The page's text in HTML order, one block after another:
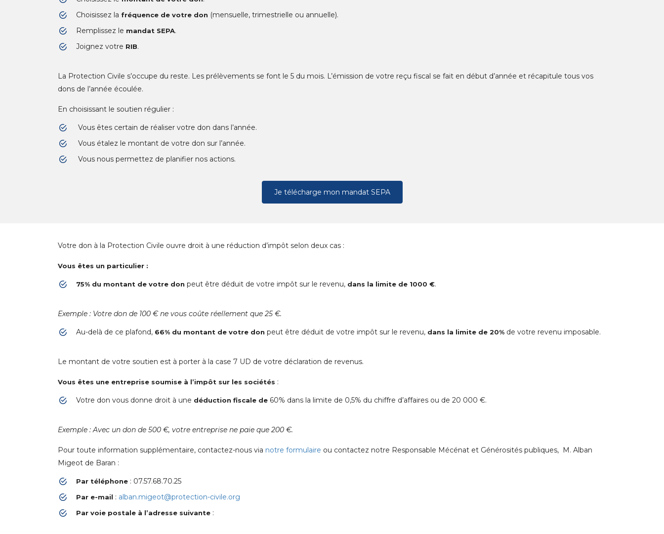
Choisissez la fréquence de votre don (mensuelle, trimestrielle ou annuelle).
Remplissez le mandat SEPA.
Joignez votre RIB.
La Protection Civile s’occupe du reste. Les prélèvements se font le 5 du mois. L’émission de votre reçu fiscal se fait en début d’année et récapitule tous vos
dons de l’année écoulée.
En choisissant le soutien régulier :
Vous êtes certain de réaliser votre don dans l’année.
Vous étalez le montant de votre don sur l’année.
Vous nous permettez de planifier nos actions.
Je télécharge mon mandat SEPA
Votre don à la Protection Civile ouvre droit à une réduction d’impôt selon deux cas :
Vous êtes un particulier :
75% du montant de votre don peut être déduit de votre impôt sur le revenu, dans la limite de 1000 €.
Exemple : Votre don de 100 € ne vous coûte réellement que 25 €.
Au-delà de ce plafond, 66% du montant de votre don peut être déduit de votre impôt sur le revenu, dans la limite de 20% de votre revenu imposable.
Le montant de votre soutien est à porter à la case 7 UD de votre déclaration de revenus.
Vous êtes une entreprise soumise à l’impôt sur les sociétés :
Votre don vous donne droit à une déduction fiscale de 60% dans la limite de 0,5% du chiffre d’affaires ou de 20 000 €.
Exemple : Avec un don de 500 €, votre entreprise ne paie que 200 €.
Pour toute information supplémentaire, contactez-nous via notre formulaire ou contactez notre Responsable Mécénat et Générosités publiques, M. Alban
Migeot de Baran :
Par téléphone : 07.57.68.70.25
Par e-mail : alban.migeot@protection-civile.org
Par voie postale à l’adresse suivante :